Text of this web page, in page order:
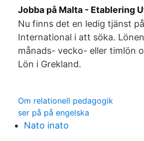
Jobba på Malta - Etablering
Nu finns det en ledig tjänst
International i att söka.
månads- vecko- eller timlön
Lön i Grekland.
Om relationell pedagogik
ser på på engelska
Nato inato